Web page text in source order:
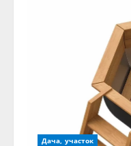
Дача, участок